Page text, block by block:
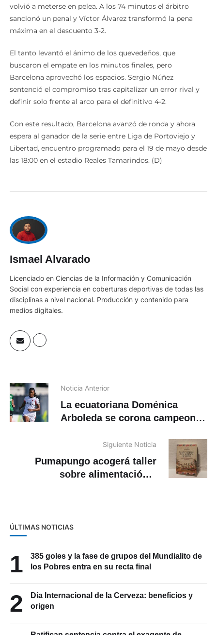
volvió a meterse en pelea. A los 74 minutos el árbitro
sancionó un penal y Víctor Álvarez transformó la pena
máxima en el descuento 3-2.
El tanto levantó el ánimo de los quevedeños, que
buscaron el empate en los minutos finales, pero
Barcelona aprovechó los espacios. Sergio Núñez
sentenció el compromiso tras capitalizar un error rival y
definir solo frente al arco para el definitivo 4-2.
Con este resultado, Barcelona avanzó de ronda y ahora
espera al ganador de la serie entre Liga de Portoviejo y
Libertad, encuentro programado para el 19 de mayo desde
las 18:00 en el estadio Reales Tamarindos. (D)
Ismael Alvarado
Licenciado en Ciencias de la Información y Comunicación
Social con experiencia en coberturas deportivas de todas las
disciplinas a nivel nacional. Producción y contenido para
medios digitales.
Noticia Anterior
La ecuatoriana Doménica
Arboleda se corona campeona
Siguiente Noticia
Pumapungo acogerá taller
sobre alimentación y
ÚLTIMAS NOTICIAS
1
385 goles y la fase de grupos del Mundialito de
los Pobres entra en su recta final
2
Día Internacional de la Cerveza: beneficios y
origen